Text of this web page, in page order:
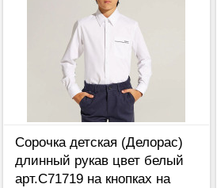
Сорочка детская (Делорас)
длинный рукав цвет белый
арт.C71719 на кнопках на